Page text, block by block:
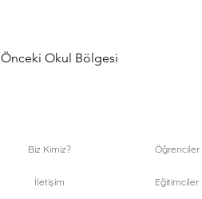
Önceki Okul Bölgesi
Biz Kimiz? Öğrenciler
İletişim Eğitimciler